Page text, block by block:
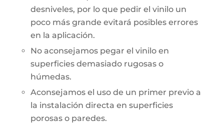
desniveles, por lo que pedir el vinilo un
poco más grande evitará posibles errores
en la aplicación.
No aconsejamos pegar el vinilo en
superficies demasiado rugosas o
húmedas.
Aconsejamos el uso de un primer previo a
la instalación directa en superficies
porosas o paredes.